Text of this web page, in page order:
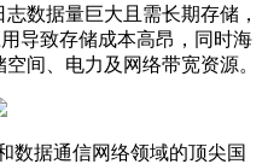
数据量巨大且需长期存储，
导致存储成本高昂，同时海
间、电力及网络带宽资源。
数据通信网络领域的顶尖国